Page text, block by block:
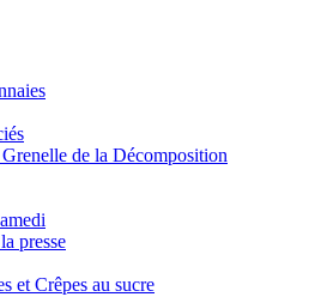
de la Décomposition
presse
et Crêpes au sucre